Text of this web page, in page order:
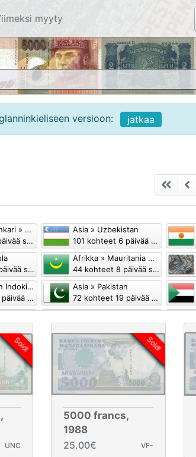
myyty
versioon: jatkaa
1946-
sitten
Asia » Uzbekistan
101 kohteet 6 päivää sitten
sitten
Afrikka » Mauritania Mauritania
44 kohteet 8 päivää sitten
sitten
Asia » Pakistan
72 kohteet 19 päivää sitten
sitten
46 kohteet 27 päivää sitten
sitten
Afrikka » Malawi
76 kohteet 34 päivää sitten
sitten
Eurooppa » Armenia
22 kohteet 37 päivää sitten
Sold!
UNC
Sold!
5000 francs,
1988
25.00€
VF-